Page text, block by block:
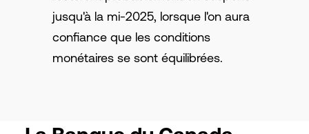
jusqu'à la mi-2025, lorsque l'on aura
confiance que les conditions
monétaires se sont équilibrées.